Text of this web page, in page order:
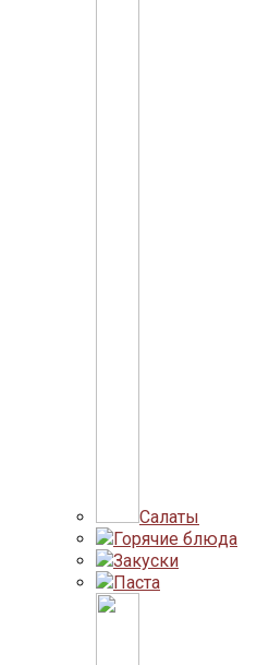
Салаты
Горячие блюда
Закуски
Паста